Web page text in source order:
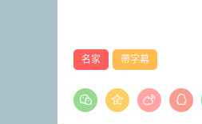
名家 帶字幕